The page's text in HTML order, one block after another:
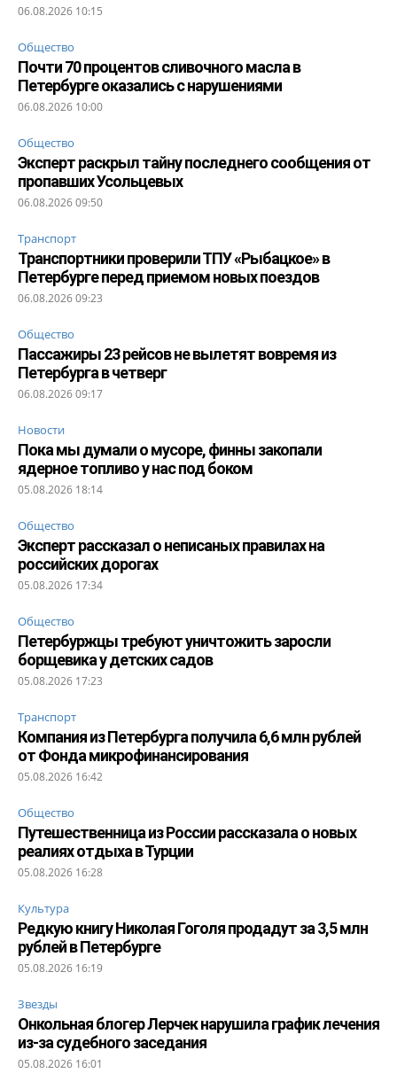
06.08.2026 10:15
Общество
Почти 70 процентов сливочного масла в
Петербурге оказались с нарушениями
06.08.2026 10:00
Общество
Эксперт раскрыл тайну последнего сообщения от
пропавших Усольцевых
06.08.2026 09:50
Транспорт
Транспортники проверили ТПУ «Рыбацкое» в
Петербурге перед приемом новых поездов
06.08.2026 09:23
Общество
Пассажиры 23 рейсов не вылетят вовремя из
Петербурга в четверг
06.08.2026 09:17
Новости
Пока мы думали о мусоре, финны закопали
ядерное топливо у нас под боком
05.08.2026 18:14
Общество
Эксперт рассказал о неписаных правилах на
российских дорогах
05.08.2026 17:34
Общество
Петербуржцы требуют уничтожить заросли
борщевика у детских садов
05.08.2026 17:23
Транспорт
Компания из Петербурга получила 6,6 млн рублей
от Фонда микрофинансирования
05.08.2026 16:42
Общество
Путешественница из России рассказала о новых
реалиях отдыха в Турции
05.08.2026 16:28
Культура
Редкую книгу Николая Гоголя продадут за 3,5 млн
рублей в Петербурге
05.08.2026 16:19
Звезды
Онкольная блогер Лерчек нарушила график лечения
из-за судебного заседания
05.08.2026 16:01